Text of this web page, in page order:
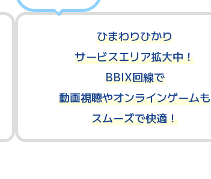
ひまわりひかり
サービスエリア拡大中！
BBIX回線で
動画視聴やオンラインゲームも
スムーズで快適！